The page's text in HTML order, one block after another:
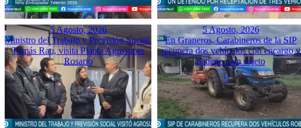
5 Agosto, 2026
Ministro del Trabajo y Previsión Social,
Tomás Rau, visita Planta Agrosuper
Rosario
5 Agosto, 2026
En Graneros, Carabineros de la SIP
recupera dos vehículos con encargo y
detiene a un sujeto